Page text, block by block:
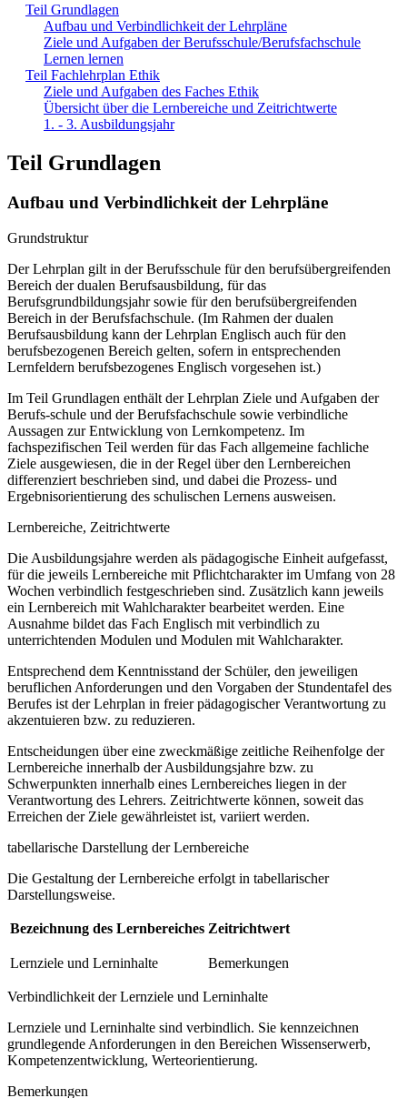
Teil Grundlagen
Aufbau und Verbindlichkeit der Lehrpläne
Ziele und Aufgaben der Berufsschule/Berufsfachschule
Lernen lernen
Teil Fachlehrplan Ethik
Ziele und Aufgaben des Faches Ethik
Übersicht über die Lernbereiche und Zeitrichtwerte
1. - 3. Ausbildungsjahr
Teil Grundlagen
Aufbau und Verbindlichkeit der Lehrpläne
Grundstruktur
Der Lehrplan gilt in der Berufsschule für den berufsübergreifenden
Bereich der dualen Berufsausbildung, für das
Berufsgrundbildungsjahr sowie für den berufsübergreifenden
Bereich in der Berufsfachschule. (Im Rahmen der dualen
Berufsausbildung kann der Lehrplan Englisch auch für den
berufsbezogenen Bereich gelten, sofern in entsprechenden
Lernfeldern berufsbezogenes Englisch vorgesehen ist.)
Im Teil Grundlagen enthält der Lehrplan Ziele und Aufgaben der
Berufs-schule und der Berufsfachschule sowie verbindliche
Aussagen zur Entwicklung von Lernkompetenz. Im
fachspezifischen Teil werden für das Fach allgemeine fachliche
Ziele ausgewiesen, die in der Regel über den Lernbereichen
differenziert beschrieben sind, und dabei die Prozess- und
Ergebnisorientierung des schulischen Lernens ausweisen.
Lernbereiche, Zeitrichtwerte
Die Ausbildungsjahre werden als pädagogische Einheit aufgefasst,
für die jeweils Lernbereiche mit Pflichtcharakter im Umfang von 28
Wochen verbindlich festgeschrieben sind. Zusätzlich kann jeweils
ein Lernbereich mit Wahlcharakter bearbeitet werden. Eine
Ausnahme bildet das Fach Englisch mit verbindlich zu
unterrichtenden Modulen und Modulen mit Wahlcharakter.
Entsprechend dem Kenntnisstand der Schüler, den jeweiligen
beruflichen Anforderungen und den Vorgaben der Stundentafel des
Berufes ist der Lehrplan in freier pädagogischer Verantwortung zu
akzentuieren bzw. zu reduzieren.
Entscheidungen über eine zweckmäßige zeitliche Reihenfolge der
Lernbereiche innerhalb der Ausbildungsjahre bzw. zu
Schwerpunkten innerhalb eines Lernbereiches liegen in der
Verantwortung des Lehrers. Zeitrichtwerte können, soweit das
Erreichen der Ziele gewährleistet ist, variiert werden.
tabellarische Darstellung der Lernbereiche
Die Gestaltung der Lernbereiche erfolgt in tabellarischer
Darstellungsweise.
Bezeichnung des Lernbereiches Zeitrichtwert
Lernziele und Lerninhalte Bemerkungen
Verbindlichkeit der Lernziele und Lerninhalte
Lernziele und Lerninhalte sind verbindlich. Sie kennzeichnen
grundlegende Anforderungen in den Bereichen Wissenserwerb,
Kompetenzentwicklung, Werteorientierung.
Bemerkungen